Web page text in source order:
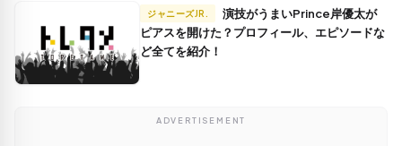
ジャニーズJR.
ピアスを開けた？プロフィール、エピソードな
ど全てを紹介！
ADVERTISEMENT